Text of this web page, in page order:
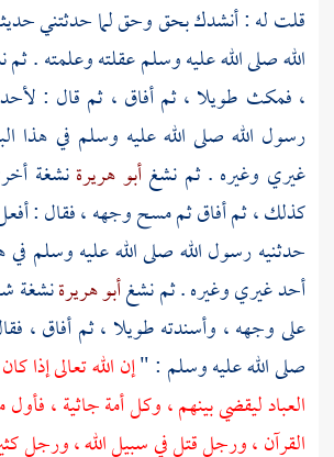
قلت له : أنشدك بحق وحق لما حدثتني
الله صلى الله عليه وسلم عقلته وعلمته .
، فمكث طويلا ، ثم أفاق ، ثم قال :
رسول الله صلى الله عليه وسلم في هذا
غيري وغيره . ثم نشغأبو هريرةنشغة
كذلك ، ثم أفاق ثم مسح وجهه ، فقال :
حدثنيه رسول الله صلى الله عليه وسلم في
أحد غيري وغيره . ثم نشغأبو هريرةنشغة
على وجهه ، وأسندته طويلا ، ثم أفاق ،
صلى الله عليه وسلم : "إن الله تعالى إذا
العباد ليقضي بينهم ، وكل أمة جاثية ،
القرآن ، ورجل قتل في سبيل الله ، ورجل